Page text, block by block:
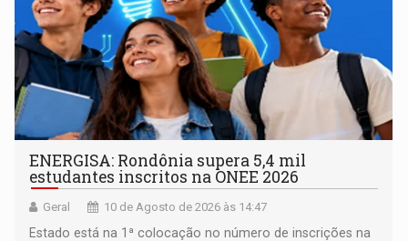
ENERGISA: Rondônia supera 5,4 mil
estudantes inscritos na ONEE 2026
Geral 10 de Agosto de 2026 às 14:47
Estado está na 1ª colocação no número de inscrições na